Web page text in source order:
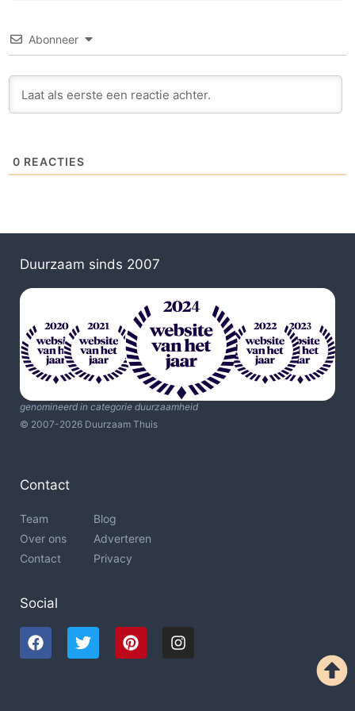
transitie verder te helpen.
Abonneer
0 REACTIES
Duurzaam sinds 2007
genomineerd in categorie duurzaamheid
© 2007-2026 Duurzaam Thuis
Contact
Team
Over ons
Contact
Blog
Adverteren
Privacy
Social